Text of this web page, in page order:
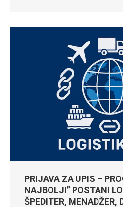
PRIJAVA ZA UPIS –
NAJBOLJI” POSTANI
ŠPEDITER, MENADŽER,